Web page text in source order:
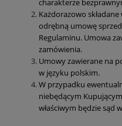
charakterze
Każdorazowo
odrębną umowę
Regulaminu. Umowa
zamówienia.
Umowy zawierane na
w języku polskim.
W przypadku
niebędącym
właściwym będzie sąd